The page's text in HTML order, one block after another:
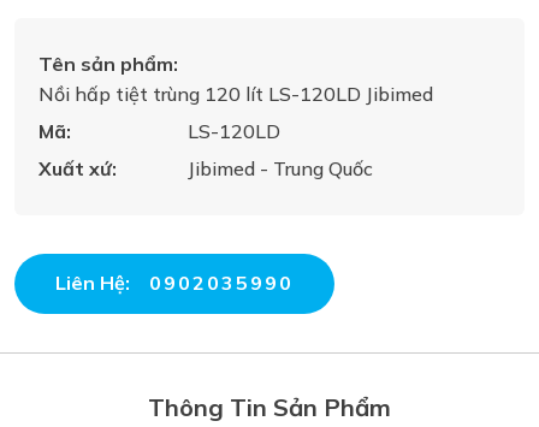
Tên sản phẩm:
Nồi hấp tiệt trùng 120 lít LS-120LD Jibimed
Mã:
LS-120LD
Xuất xứ:
Jibimed - Trung Quốc
Liên Hệ: 0902035990
Thông Tin Sản Phẩm